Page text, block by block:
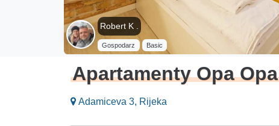
Robert K .
Gospodarz Basic
Apartamenty Opa Opa
Adamiceva 3, Rijeka